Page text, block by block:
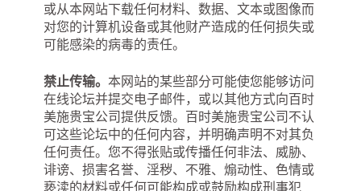
或从本网站下载任何材料、数据、文本或图像而
对您的计算机设备或其他财产造成的任何损失或
可能感染的病毒的责任。
禁止传输。 本网站的某些部分可能使您能够访问
在线论坛并提交电子邮件，或以其他方式向百时
美施贵宝公司提供反馈。百时美施贵宝公司不认
可这些论坛中的任何内容，并明确声明不对其负
任何责任。您不得张贴或传播任何非法、威胁、
诽谤、损害名誉、淫秽、不雅、煽动性、色情或